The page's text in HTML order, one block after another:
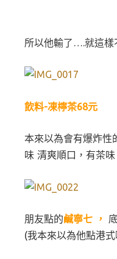
所以他輸了….就這樣
飲料-凍檸茶68元
本來以為會有爆炸性
味 清爽順口，有茶
朋友點的鹹寧七 ，
(我本來以為他點港式